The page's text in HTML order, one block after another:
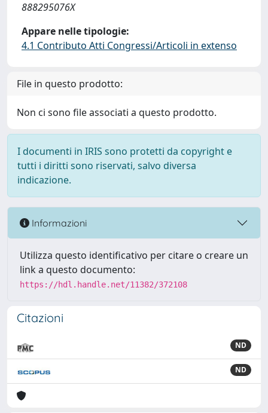
888295076X
Appare nelle tipologie:
4.1 Contributo Atti Congressi/Articoli in extenso
File in questo prodotto:
Non ci sono file associati a questo prodotto.
I documenti in IRIS sono protetti da copyright e
tutti i diritti sono riservati, salvo diversa
indicazione.
Informazioni
Utilizza questo identificativo per citare o creare un
link a questo documento:
https://hdl.handle.net/11382/372108
Citazioni
ND
ND